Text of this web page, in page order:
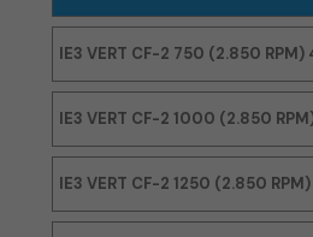
IE3 VERT CF-2 750 (2.850
IE3 VERT CF-2 1000 (2.850
IE3 VERT CF-2 1250 (2.850